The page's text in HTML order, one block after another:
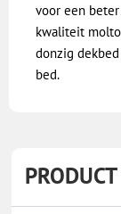
voor een
kwaliteit
donzig
bed.